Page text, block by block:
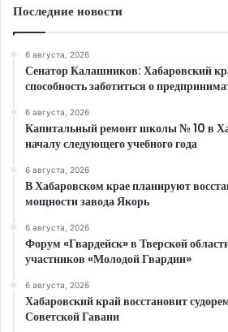
Последние новости
6 августа, 2026
Сенатор Калашников: Хабаровский
способность заботиться о
6 августа, 2026
Капитальный ремонт школы № 10 в
началу следующего учебного года
6 августа, 2026
В Хабаровском крае планируют
мощности завода Якорь
6 августа, 2026
Форум «Гвардейск» в Тверской
участников «Молодой Гвардии»
6 августа, 2026
Хабаровский край восстановит
Советской Гавани